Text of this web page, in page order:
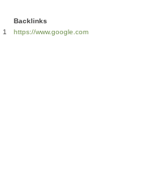
Backlinks
1
https://www.google.com